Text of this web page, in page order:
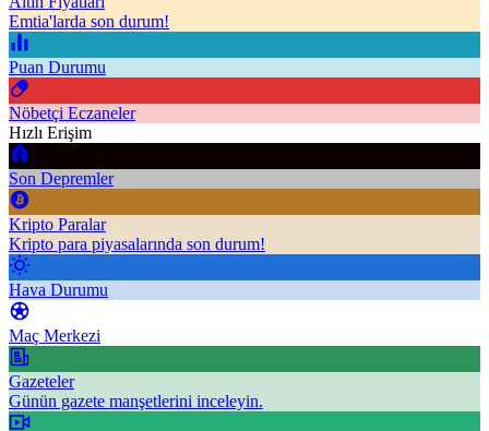
Emtia'larda son durum!
Puan Durumu
Nöbetçi Eczaneler
Hızlı Erişim
Son Depremler
Kripto Paralar
Kripto para piyasalarında son durum!
Hava Durumu
Maç Merkezi
Gazeteler
Günün gazete manşetlerini inceleyin.